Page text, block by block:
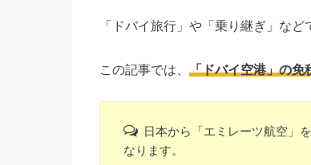
「ドバイ旅行」や「乗り継ぎ」な
この記事では、 「ドバイ空港」の免
日本から「エミレーツ航空」
なります。